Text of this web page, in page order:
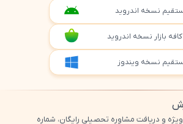
نسخه اندروید
کافه بازار نسخه اندروید
نسخه ویندوز
و دریافت مشاوره تحصیلی رایگان، شماره